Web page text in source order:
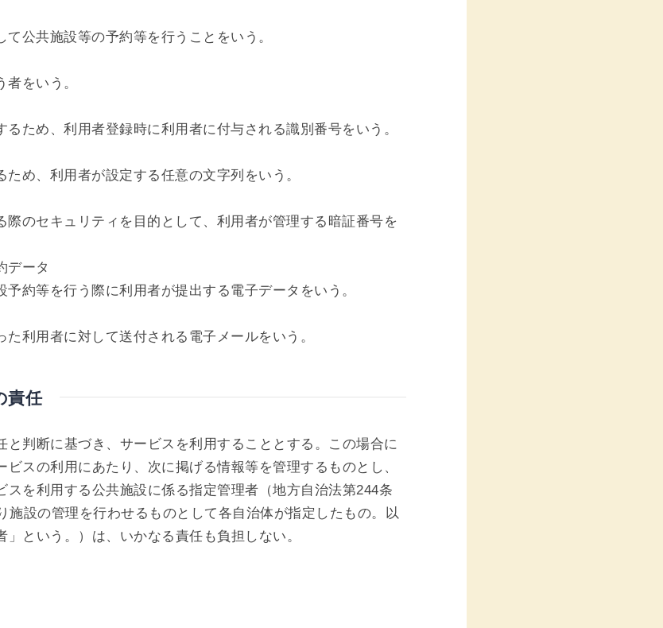
て公共施設等の予約等を行うことをいう。
をいう。
るため、利用者登録時に利用者に付与される識別番号をいう。
ため、利用者が設定する任意の文字列をいう。
際のセキュリティを目的として、利用者が管理する暗証番号を
データ
予約等を行う際に利用者が提出する電子データをいう。
た利用者に対して送付される電子メールをいう。
責任
と判断に基づき、サービスを利用することとする。この場合に
ビスの利用にあたり、次に掲げる情報等を管理するものとし、
スを利用する公共施設に係る指定管理者（地方自治法第244条
施設の管理を行わせるものとして各自治体が指定したもの。以
」という。）は、いかなる責任も負担しない。